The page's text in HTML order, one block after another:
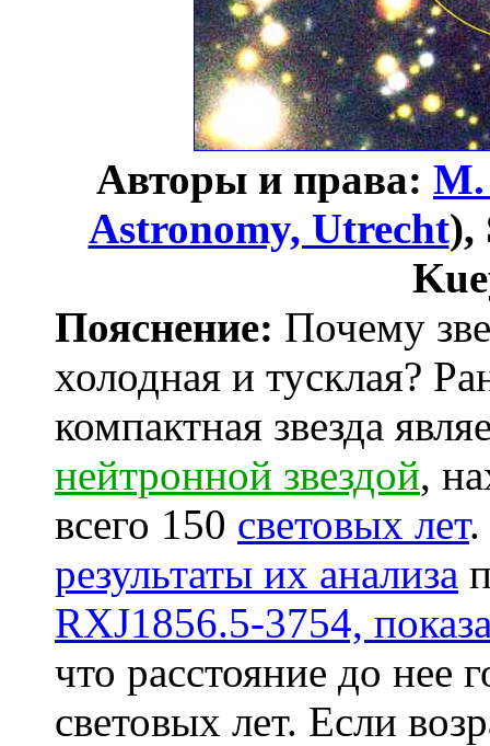
Авторы и права:
Astronomy, Utrecht),
Пояснение: Почему
холодная и тусклая?
компактная звезда
нейтронной звездой,
всего 150 световых лет.
результаты их анализа
RXJ1856.5-3754,
что расстояние до нее
световых лет. Если